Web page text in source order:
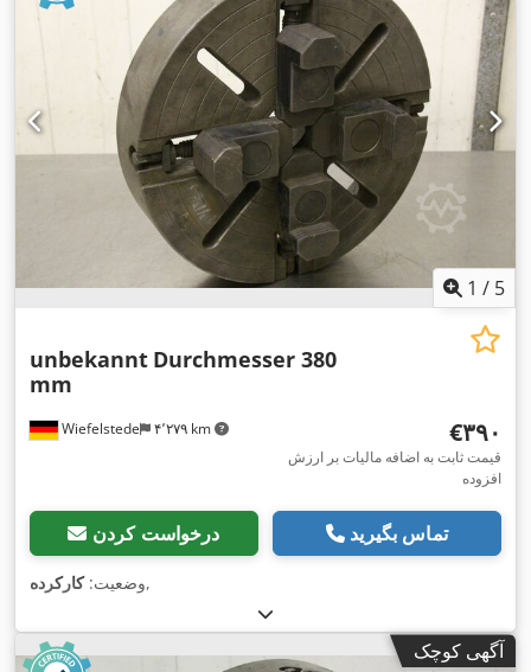
1 / 5
Wiefelstede ۴٬۲۷۹ km
unbekannt Durchmesser 380
mm
‎€۳۹۰
قیمت ثابت به اضافه مالیات بر ارزش
افزوده
درخواست کردن تماس بگیرید
وضعیت:کارکرده ,
آگهی کوچک